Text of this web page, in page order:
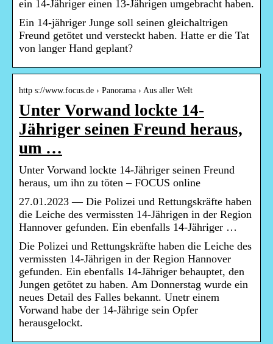
ein 14-Jähriger einen 13-Jährigen umgebracht haben.
Ein 14-jähriger Junge soll seinen gleichaltrigen
Freund getötet und versteckt haben. Hatte er die Tat
von langer Hand geplant?
http s://www.focus.de › Panorama › Aus aller Welt
Unter Vorwand lockte 14-
Jähriger seinen Freund heraus,
um …
Unter Vorwand lockte 14-Jähriger seinen Freund
heraus, um ihn zu töten – FOCUS online
27.01.2023 — Die Polizei und Rettungskräfte haben
die Leiche des vermissten 14-Jährigen in der Region
Hannover gefunden. Ein ebenfalls 14-Jähriger …
Die Polizei und Rettungskräfte haben die Leiche des
vermissten 14-Jährigen in der Region Hannover
gefunden. Ein ebenfalls 14-Jähriger behauptet, den
Jungen getötet zu haben. Am Donnerstag wurde ein
neues Detail des Falles bekannt. Unetr einem
Vorwand habe der 14-Jährige sein Opfer
herausgelockt.